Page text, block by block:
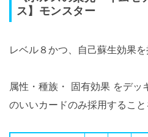
ス】モンスター
レベル８かつ、自己蘇生効果を
属性・種族・ 固有効果 をデッ
のいいカードのみ採用すること